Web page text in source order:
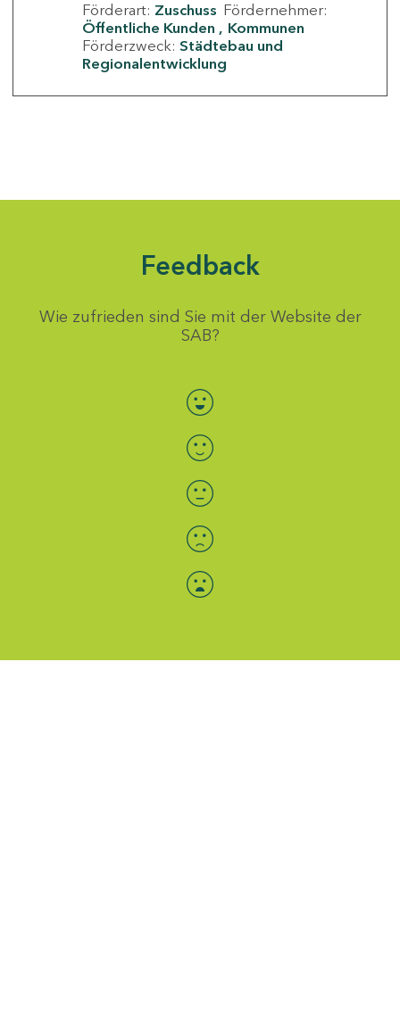
Förderart: Zuschuss Fördernehmer:
Öffentliche Kunden
Kommunen
Förderzweck: Städtebau und
Regionalentwicklung
Feedback
Wie zufrieden sind Sie mit der Website der
SAB?
Bewertung auswählen